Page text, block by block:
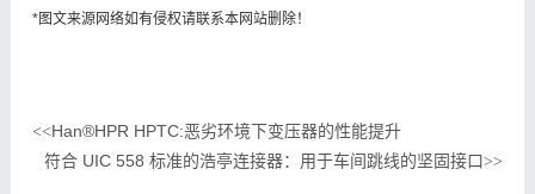
*图文来源网络如有侵权请联系本网站删除！
<<Han®HPR HPTC:恶劣环境下变压器的性能提升
符合 UIC 558 标准的浩亭连接器：用于车间跳线的坚固接口>>